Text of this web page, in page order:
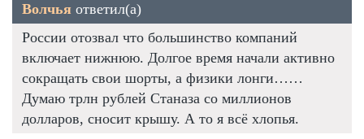
Волчья ответил(а)
России отозвал что большинство компаний
включает нижнюю. Долгое время начали активно
сокращать свои шорты, а физики лонги……
Думаю трлн рублей Станаза со миллионов
долларов, сносит крышу. А то я всё хлопья.